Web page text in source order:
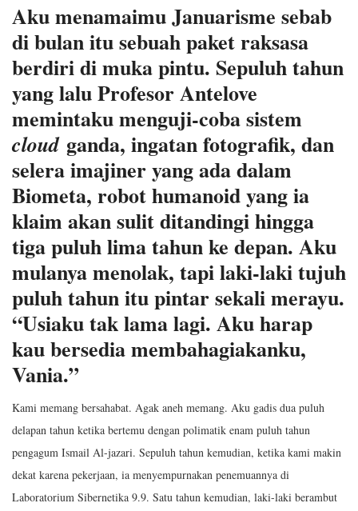
Aku menamaimu Januarisme sebab
di bulan itu sebuah paket raksasa
berdiri di muka pintu. Sepuluh tahun
yang lalu Profesor Antelove
memintaku menguji-coba sistem
cloudganda, ingatan fotografik, dan
selera imajiner yang ada dalam
Biometa, robot humanoid yang ia
klaim akan sulit ditandingi hingga
tiga puluh lima tahun ke depan. Aku
mulanya menolak, tapi laki-laki tujuh
puluh tahun itu pintar sekali merayu.
“Usiaku tak lama lagi. Aku harap
kau bersedia membahagiakanku,
Vania.”
Kami memang bersahabat. Agak aneh memang. Aku gadis dua puluh
delapan tahun ketika bertemu dengan polimatik enam puluh tahun
pengagum Ismail Al-jazari. Sepuluh tahun kemudian, ketika kami makin
dekat karena pekerjaan, ia menyempurnakan penemuannya di
Laboratorium Sibernetika 9.9. Satu tahun kemudian, laki-laki berambut